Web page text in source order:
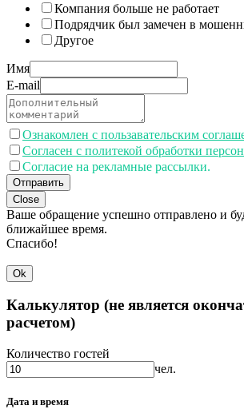
Компания больше не работает
Подрядчик был замечен в
Другое
Имя
E-mail
Ознакомлен с пользавательским
Согласен с политекой обработки
Согласие на рекламные рассылки.
Отправить
Close
Ваше обращение успешно отправлено и
ближайшее время.
Спасибо!
Ok
Калькулятор (не является
расчетом)
Количество гостей
чел.
Дата и время